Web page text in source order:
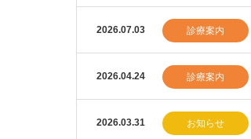
2026.07.03 診療案内
2026.04.24 診療案内
2026.03.31 お知らせ